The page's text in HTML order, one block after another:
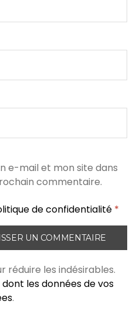
e-mail et mon site dans
commentaire.
de confidentialité *
réduire les indésirables.
les données de vos
.